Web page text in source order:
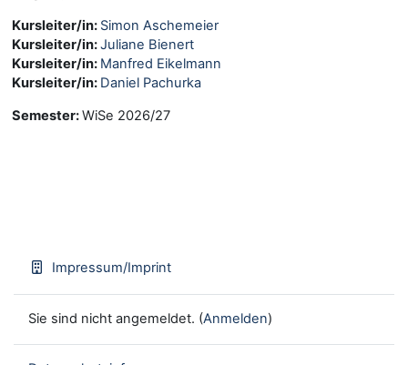
Kursleiter/in: Simon Aschemeier
Kursleiter/in:Juliane Bienert
Kursleiter/in: Manfred Eikelmann
Kursleiter/in: Daniel Pachurka
Semester:WiSe 2026/27
Impressum/Imprint
Sie sind nicht angemeldet. (Anmelden)